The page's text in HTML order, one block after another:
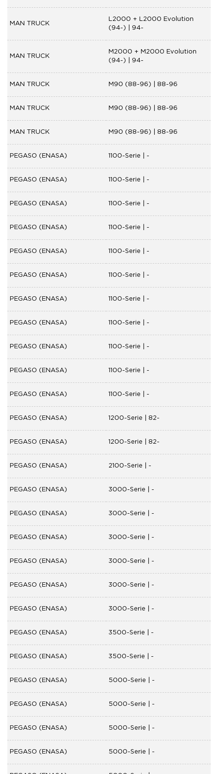
MAN TRUCK
L2000 + L2000 Evolution
(94-) | 94-
MAN TRUCK
M2000 + M2000 Evolution
(94-) | 94-
MAN TRUCK M90 (88-96) | 88-96
MAN TRUCK M90 (88-96) | 88-96
MAN TRUCK M90 (88-96) | 88-96
PEGASO (ENASA) 1100-Serie | -
PEGASO (ENASA) 1100-Serie | -
PEGASO (ENASA) 1100-Serie | -
PEGASO (ENASA) 1100-Serie | -
PEGASO (ENASA) 1100-Serie | -
PEGASO (ENASA) 1100-Serie | -
PEGASO (ENASA) 1100-Serie | -
PEGASO (ENASA) 1100-Serie | -
PEGASO (ENASA) 1100-Serie | -
PEGASO (ENASA) 1100-Serie | -
PEGASO (ENASA) 1100-Serie | -
PEGASO (ENASA) 1200-Serie | 82-
PEGASO (ENASA) 1200-Serie | 82-
PEGASO (ENASA) 2100-Serie | -
PEGASO (ENASA) 3000-Serie | -
PEGASO (ENASA) 3000-Serie | -
PEGASO (ENASA) 3000-Serie | -
PEGASO (ENASA) 3000-Serie | -
PEGASO (ENASA) 3000-Serie | -
PEGASO (ENASA) 3000-Serie | -
PEGASO (ENASA) 3500-Serie | -
PEGASO (ENASA) 3500-Serie | -
PEGASO (ENASA) 5000-Serie | -
PEGASO (ENASA) 5000-Serie | -
PEGASO (ENASA) 5000-Serie | -
PEGASO (ENASA) 5000-Serie | -